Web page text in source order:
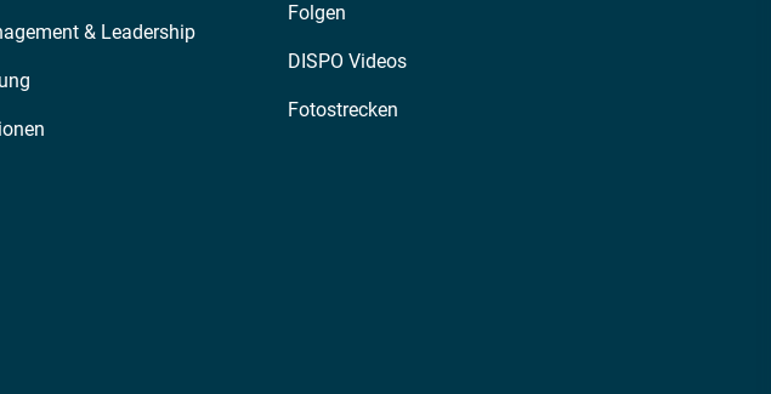
& Leadership
Folgen
DISPO Videos
Fotostrecken